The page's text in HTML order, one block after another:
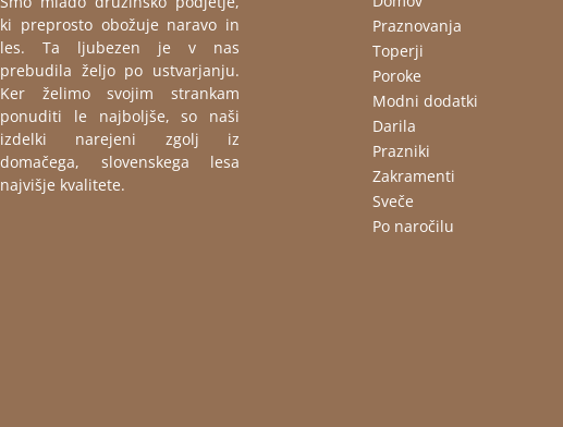
ki preprosto obožuje naravo in
les. Ta ljubezen je v nas
prebudila željo po ustvarjanju.
Ker želimo svojim strankam
ponuditi le najboljše, so naši
izdelki narejeni zgolj iz
domačega, slovenskega lesa
najvišje kvalitete.
Praznovanja
Toperji
Poroke
Modni dodatki
Darila
Prazniki
Zakramenti
Sveče
Po naročilu